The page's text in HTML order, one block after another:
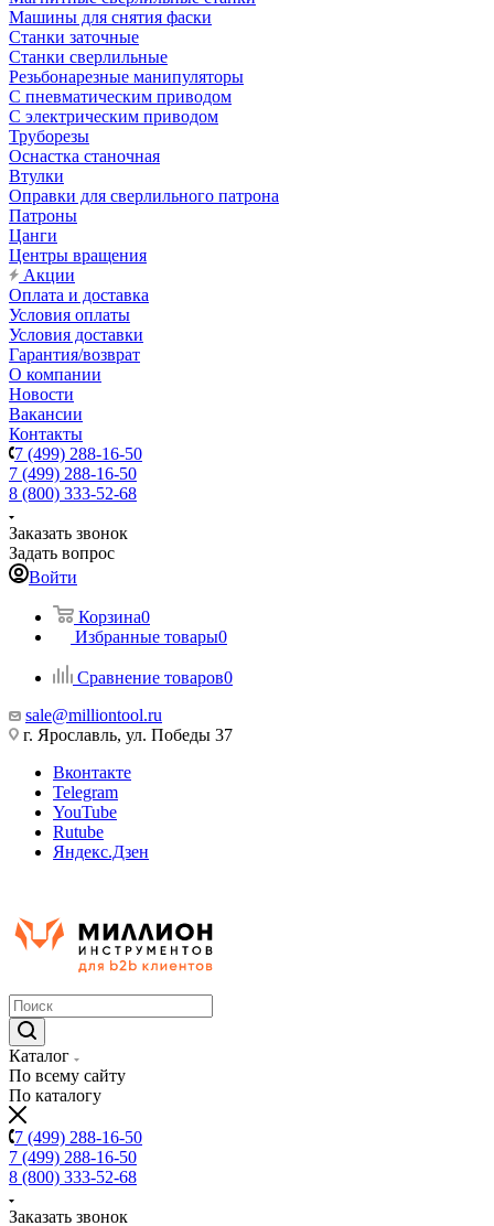
Машины для снятия фаски
Станки заточные
Станки сверлильные
Резьбонарезные манипуляторы
С пневматическим приводом
С электрическим приводом
Труборезы
Оснастка станочная
Втулки
Оправки для сверлильного патрона
Патроны
Цанги
Центры вращения
Акции
Оплата и доставка
Условия оплаты
Условия доставки
Гарантия/возврат
О компании
Новости
Вакансии
Контакты
7 (499) 288-16-50
7 (499) 288-16-50
8 (800) 333-52-68
Заказать звонок
Задать вопрос
Войти
Корзина0
Избранные товары0
Сравнение товаров0
sale@milliontool.ru
г. Ярославль, ул. Победы 37
Вконтакте
Telegram
YouTube
Rutube
Яндекс.Дзен
Каталог
По всему сайту
По каталогу
7 (499) 288-16-50
7 (499) 288-16-50
8 (800) 333-52-68
Заказать звонок